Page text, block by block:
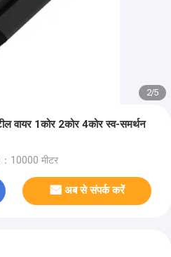
2/5
वायर 1कोर 2कोर 4कोर स्व-समर्थन
10000 मीटर
अब से संपर्क करें